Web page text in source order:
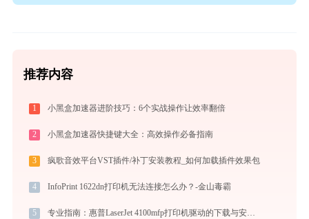
推荐内容
1 小黑盒加速器进阶技巧：6个实战操作让效率翻倍
2 小黑盒加速器快捷键大全：高效操作必备指南
3 疯歌音效平台VST插件/补丁安装教程_如何加载插件效果包
4 InfoPrint 1622dn打印机无法连接怎么办？-金山毒霸
5 专业指南：惠普LaserJet 4100mfp打印机驱动的下载与安装步骤详解